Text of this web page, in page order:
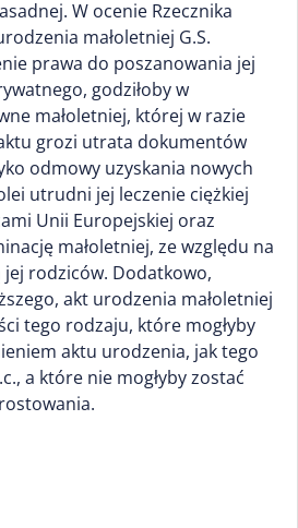
W ocenie Rzecznika
małoletniej G.S.
prawa do poszanowania jej
godziłoby w
małoletniej, której w razie
grozi utrata dokumentów
odmowy uzyskania nowych
utrudni jej leczenie ciężkiej
Unii Europejskiej oraz
małoletniej, ze względu na
rodziców. Dodatkowo,
akt urodzenia małoletniej
tego rodzaju, które mogłyby
aktu urodzenia, jak tego
a które nie mogłyby zostać